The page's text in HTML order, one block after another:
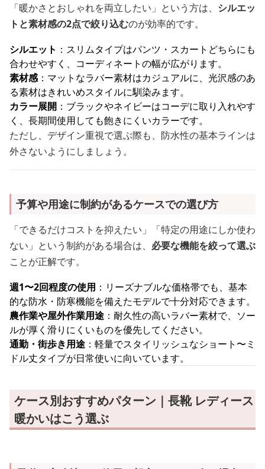
「暖かさとおしゃれを両立したい」という方は、 シルエッ
トと素材感の2点で絞り込むのが効率的です。
シルエット ：スリムタイプはパンツ・スカートどちらにも
合わせやすく、コーディネートの幅が広がります。
素材感：マットなラバー素材はカジュアルに、光沢感のあ
る素材はきれいめスタイルに馴染みます。
カラー展開 ：ブラックやネイビーはコーデに取り入れやす
く、長期間使用しても飽きにくいカラーです。
ただし、デザイン重視で選ぶ際も、防水性の基本ラインは
外さないようにしましょう。
予算や用途に制約があるケースでの選び方
「できるだけコストを抑えたい」「特定の用途にしか使わ
ない」という制約がある場合は、 必要な機能を絞って選ぶ
ことが正解です。
週1〜2回程度の使用 ：リーズナブルな価格帯でも、基本
的な防水・防寒機能を備えたモデルで十分対応できます。
農作業や屋外作業用途 ：耐久性の高いラバー素材で、ソー
ルが厚く滑りにくいものを優先してください。
通勤・街歩き用途 ：軽量でスタイリッシュなショート〜ミ
ドル丈タイプが日常使いに向いています。
ケース別おすすめパターン｜長靴 レディース
暖かいはこう選ぶ